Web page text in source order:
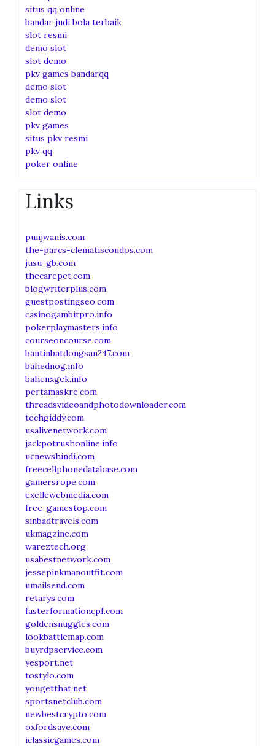
situs qq online
bandar judi bola terbaik
slot resmi
demo slot
slot demo
pkv games bandarqq
demo slot
demo slot
slot demo
pkv games
situs pkv resmi
pkv qq
poker online
Links
punjwanis.com
the-parcs-clematiscondos.com
jusu-gb.com
thecarepet.com
blogwriterplus.com
guestpostingseo.com
casinogambitpro.info
pokerplaymasters.info
courseoncourse.com
bantinbatdongsan247.com
bahednog.info
bahenxgek.info
pertamaskre.com
threadsvideoandphotodownloader.com
techgiddy.com
usalivenetwork.com
jackpotrushonline.info
ucnewshindi.com
freecellphonedatabase.com
gamersrope.com
exellewebmedia.com
free-gamestop.com
sinbadtravels.com
ukmagzine.com
wareztech.org
usabestnetwork.com
jessepinkmanoutfit.com
umailsend.com
retarys.com
fasterformationcpf.com
goldensnuggles.com
lookbattlemap.com
buyrdpservice.com
yesport.net
tostylo.com
yougetthat.net
sportsnetclub.com
newbestcrypto.com
oxfordsave.com
iclassicgames.com